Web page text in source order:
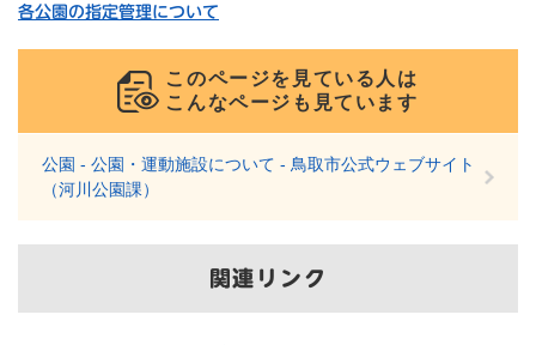
各公園の指定管理について
このページを見ている人は
こんなページも見ています
公園 - 公園・運動施設について - 鳥取市公式ウェブサイト
（河川公園課）
関連リンク